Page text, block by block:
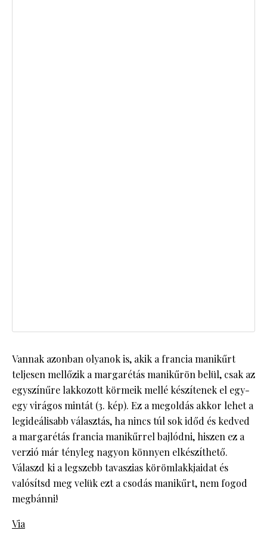
Vannak azonban olyanok is, akik a francia manikűrt
teljesen mellőzik a margarétás manikűrön belül, csak az
egyszínűre lakkozott körmeik mellé készítenek el egy-
egy virágos mintát (3. kép). Ez a megoldás akkor lehet a
legideálisabb választás, ha nincs túl sok időd és kedved
a margarétás francia manikűrrel bajlódni, hiszen ez a
verzió már tényleg nagyon könnyen elkészíthető.
Válaszd ki a legszebb tavaszias körömlakkjaidat és
valósítsd meg velük ezt a csodás manikűrt, nem fogod
megbánni!
Via